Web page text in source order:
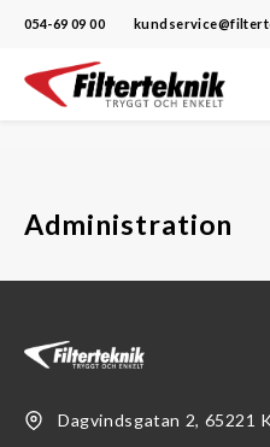
054-69 09 00
Hoppa
Administration
Dagvindsgatan 2, 65221